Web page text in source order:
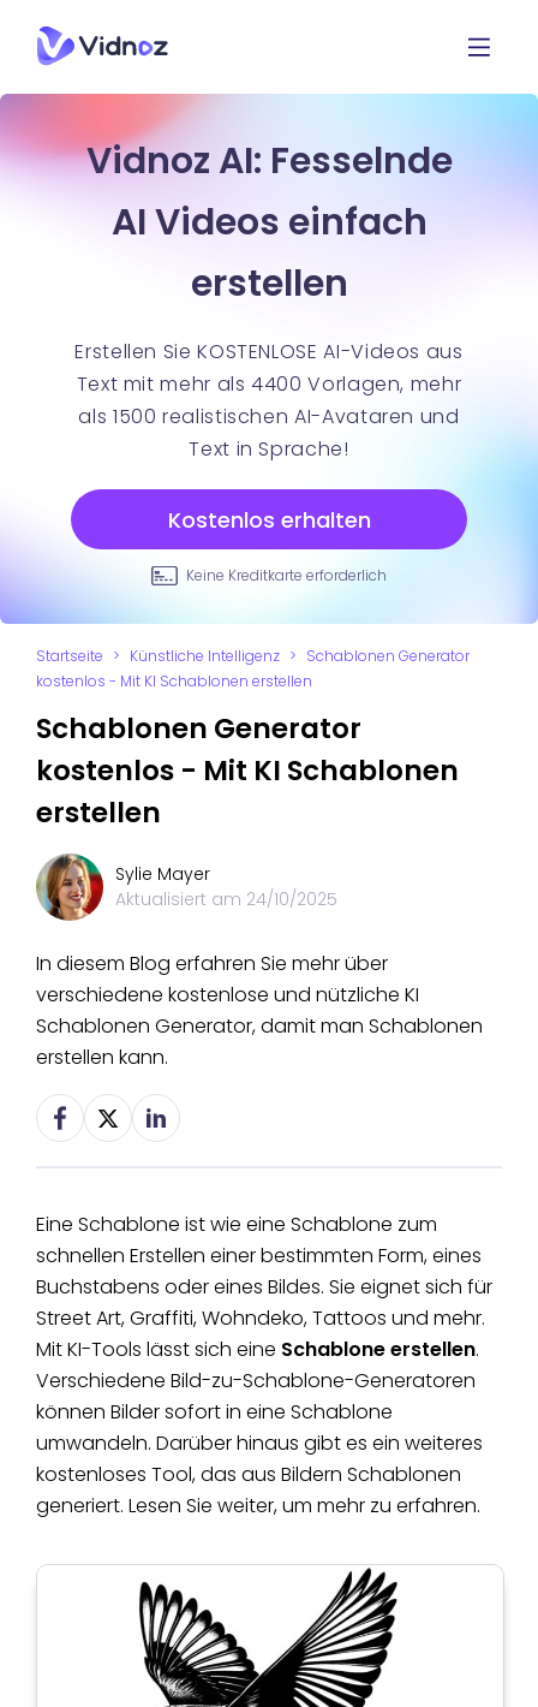
Vidnoz AI: Fesselnde
AI Videos einfach
erstellen
Erstellen Sie KOSTENLOSE AI-Videos aus
Text mit mehr als 4400 Vorlagen, mehr
als 1500 realistischen AI-Avataren und
Text in Sprache!
Kostenlos erhalten
Keine Kreditkarte erforderlich
Startseite > Künstliche Intelligenz > Schablonen Generator
kostenlos - Mit KI Schablonen erstellen
Schablonen Generator
kostenlos - Mit KI Schablonen
erstellen
Sylie Mayer
Aktualisiert am 24/10/2025
In diesem Blog erfahren Sie mehr über
verschiedene kostenlose und nützliche KI
Schablonen Generator, damit man Schablonen
erstellen kann.
Eine Schablone ist wie eine Schablone zum
schnellen Erstellen einer bestimmten Form, eines
Buchstabens oder eines Bildes. Sie eignet sich für
Street Art, Graffiti, Wohndeko, Tattoos und mehr.
Mit KI-Tools lässt sich eine Schablone erstellen.
Verschiedene Bild-zu-Schablone-Generatoren
können Bilder sofort in eine Schablone
umwandeln. Darüber hinaus gibt es ein weiteres
kostenloses Tool, das aus Bildern Schablonen
generiert. Lesen Sie weiter, um mehr zu erfahren.